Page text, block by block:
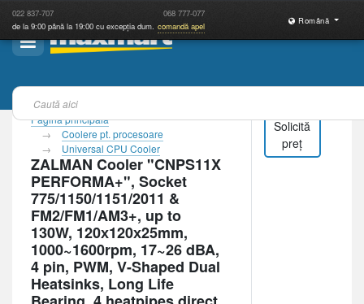
022 837-707 068 777-077
de la 9:00 până la 19:00 cu excepția dum. comandă apel
Română
Pagina principală
Coolere pt. procesoare
Universal CPU Cooler
ZALMAN Cooler "CNPS11X
PERFORMA+", Socket
775/1150/1151/2011 &
FM2/FM1/AM3+, up to
130W, 120х120х25mm,
1000~1600rpm, 17~26 dBA,
4 pin, PWM, V-Shaped Dual
Heatsinks, Long Life
Solicită
preț